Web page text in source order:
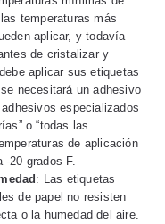
temperaturas más
aplicar, y todavía
de cristalizar y
aplicar sus etiquetas
necesitará un adhesivo
especializados
o “todas las
de aplicación
20 grados F.
: Las etiquetas
de papel no resisten
o la humedad del aire.